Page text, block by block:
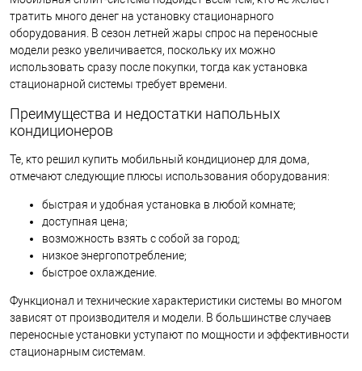
тратить много денег на установку стационарного
оборудования. В сезон летней жары спрос на переносные
модели резко увеличивается, поскольку их можно
использовать сразу после покупки, тогда как установка
стационарной системы требует времени.
Преимущества и недостатки напольных
кондиционеров
Те, кто решил купить мобильный кондиционер для дома,
отмечают следующие плюсы использования оборудования:
быстрая и удобная установка в любой комнате;
доступная цена;
возможность взять с собой за город;
низкое энергопотребление;
быстрое охлаждение.
Функционал и технические характеристики системы во многом
зависят от производителя и модели. В большинстве случаев
переносные установки уступают по мощности и эффективности
стационарным системам.